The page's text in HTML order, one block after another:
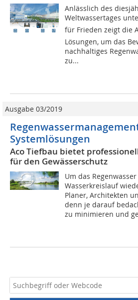
Anlässlich des
Weltwassertages
für Frieden zeigt die
Lösungen, um das
nachhaltiges
zu...
Ausgabe 03/2019
Systemlösungen
Aco Tiefbau bietet
für den Gewässerschutz
Um das
Wasserkreislauf
Planer, Architekten
denn je darauf
zu minimieren und